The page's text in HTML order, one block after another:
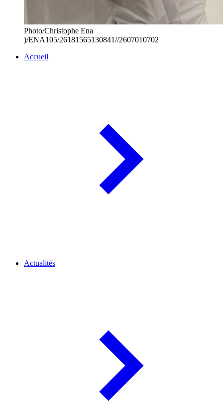
Photo/Christophe Ena
)/ENA105/26181565130841//2607010702
Accueil
Actualités